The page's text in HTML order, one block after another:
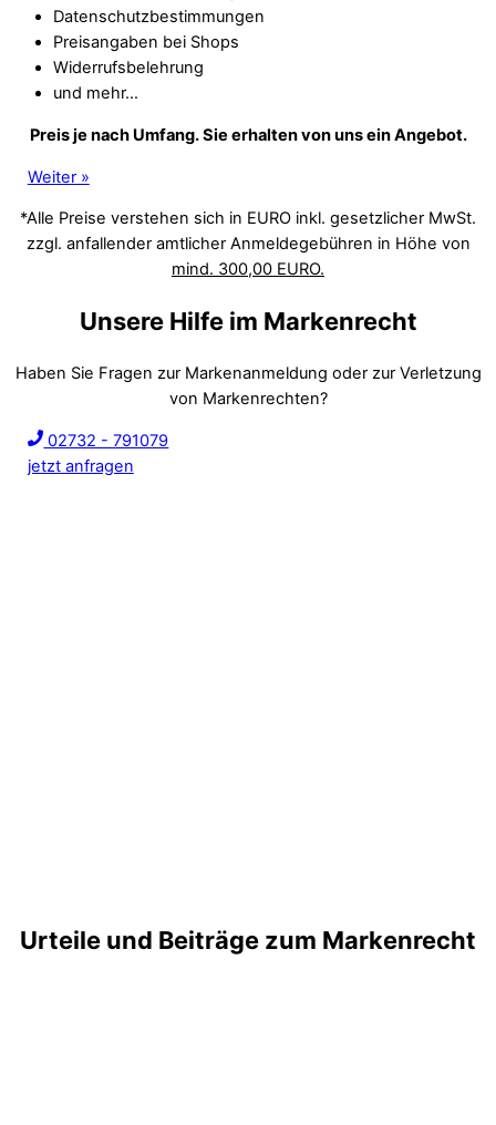
Datenschutzbestimmungen
Preisangaben bei Shops
Widerrufsbelehrung
und mehr…
Preis je nach Umfang. Sie erhalten von uns ein Angebot.
Weiter »
*Alle Preise verstehen sich in EURO inkl. gesetzlicher MwSt.
zzgl. anfallender amtlicher Anmeldegebühren in Höhe von
mind. 300,00 EURO.
Unsere Hilfe im Markenrecht
Haben Sie Fragen zur Markenanmeldung oder zur Verletzung
von Markenrechten?
02732 - 791079
jetzt anfragen
Urteile und Beiträge zum Markenrecht